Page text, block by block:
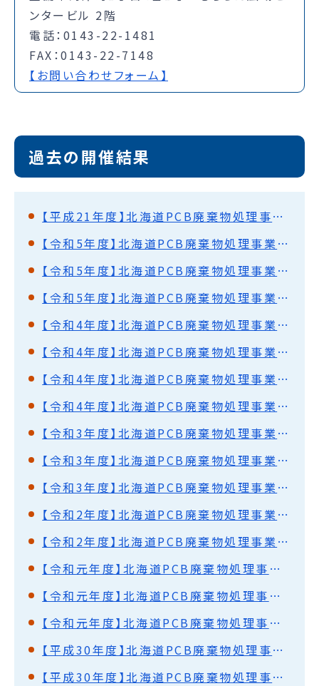
ンタービル 2階
電話：0143-22-1481
FAX：0143-22-7148
【お問い合わせフォーム】
過去の開催結果
【平成21年度】北海道PCB廃棄物処理事業監視円卓会議（第18回）開催結果概要
【令和5年度】北海道PCB廃棄物処理事業監視円卓会議（第61回）開催結果概要
【令和5年度】北海道PCB廃棄物処理事業監視円卓会議（第60回）開催結果概要
【令和5年度】北海道PCB廃棄物処理事業監視円卓会議（第59回）開催結果概要
【令和4年度】北海道PCB廃棄物処理事業監視円卓会議（第58回）開催結果概要
【令和4年度】北海道PCB廃棄物処理事業監視円卓会議（第57回）開催結果概要
【令和4年度】北海道PCB廃棄物処理事業監視円卓会議（第56回）開催結果概要
【令和4年度】北海道PCB廃棄物処理事業監視円卓会議（第55回）開催結果概要
【令和3年度】北海道PCB廃棄物処理事業監視円卓会議（第54回）開催結果概要
【令和3年度】北海道PCB廃棄物処理事業監視円卓会議（第53回）開催結果概要
【令和3年度】北海道PCB廃棄物処理事業監視円卓会議（第52回）開催結果概要
【令和2年度】北海道PCB廃棄物処理事業監視円卓会議（第51回）開催結果概要
【令和2年度】北海道PCB廃棄物処理事業監視円卓会議（第50回）開催結果概要
【令和元年度】北海道PCB廃棄物処理事業監視円卓会議（第49回）開催結果概要
【令和元年度】北海道PCB廃棄物処理事業監視円卓会議（第48回）開催結果概要
【令和元年度】北海道PCB廃棄物処理事業監視円卓会議（第47回）開催結果概要
【平成30年度】北海道PCB廃棄物処理事業監視円卓会議（第46回）開催結果概要
【平成30年度】北海道PCB廃棄物処理事業監視円卓会議（第45回）開催結果概要